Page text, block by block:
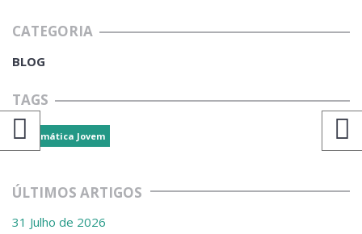
CATEGORIA
BLOG
TAGS
Informática Jovem
ÚLTIMOS ARTIGOS
31 Julho de 2026